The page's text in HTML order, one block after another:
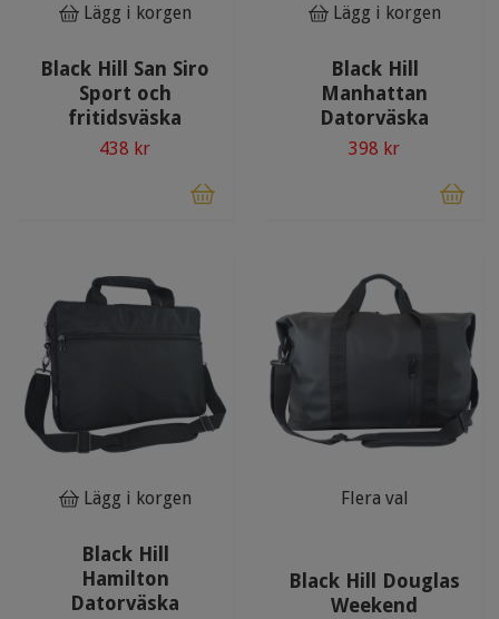
Lägg i korgen
Black Hill San Siro
Sport och
fritidsväska
438 kr
Lägg i korgen
Black Hill
Manhattan
Datorväska
398 kr
Lägg i korgen
Black Hill
Hamilton
Datorväska
Flera val
Black Hill Douglas
Weekend